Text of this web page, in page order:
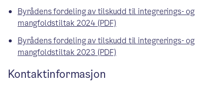
Byrådens fordeling av tilskudd til integrerings- og
mangfoldstiltak 2024 (PDF)
Byrådens fordeling av tilskudd til integrerings- og
mangfoldstiltak 2023 (PDF)
Kontaktinformasjon